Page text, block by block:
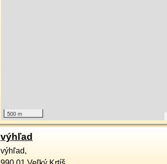
500 m
výhľad
výhľad,